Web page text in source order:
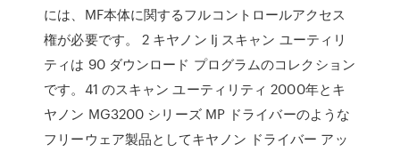
には、MF本体に関するフルコントロールアクセス
権が必要です。 2 キヤノン Ij スキャン ユーティリ
ティは 90 ダウンロード プログラムのコレクション
です。41 のスキャン ユーティリティ 2000年とキ
ヤノン MG3200 シリーズ MP ドライバーのような
フリーウェア製品としてキヤノン ドライバー アッ